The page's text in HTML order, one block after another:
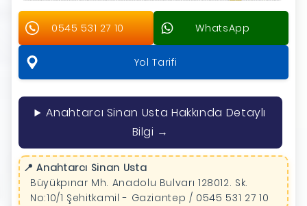
0545 531 27 10 WhatsApp
Yol Tarifi
Anahtarcı Sinan Usta Hakkında Detaylı
Bilgi →
📍 Anahtarcı Sinan Usta
Büyükpınar Mh. Anadolu Bulvarı 128012. Sk.
No:10/1 Şehitkamil - Gaziantep / 0545 531 27 10